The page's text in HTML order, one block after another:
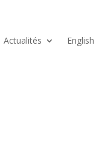
Actualités English